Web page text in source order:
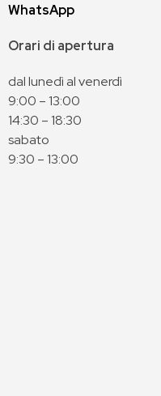
WhatsApp
Orari di apertura
dal lunedì al venerdì
9:00 – 13:00
14:30 – 18:30
sabato
9:30 – 13:00